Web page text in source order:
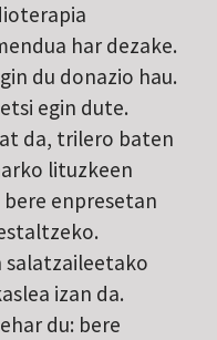
har dezake.
du donazio hau.
egin dute.
da, trilero baten
lituzkeen
enpresetan
salatzaileetako
izan da.
du: bere